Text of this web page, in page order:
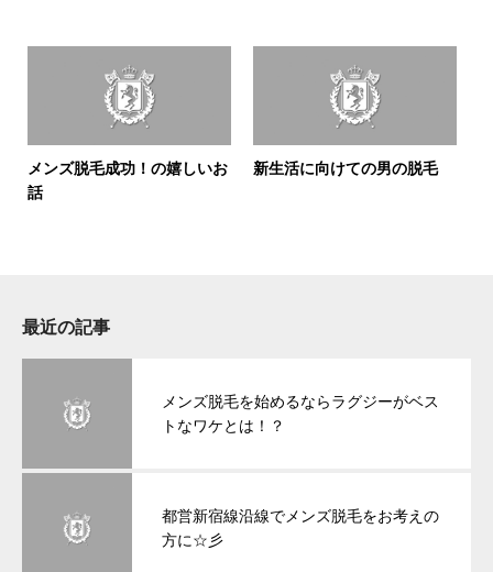
メンズ脱毛成功！の嬉しいお
話
新生活に向けての男の脱毛
最近の記事
メンズ脱毛を始めるならラグジーがベス
トなワケとは！？
都営新宿線沿線でメンズ脱毛をお考えの
方に☆彡